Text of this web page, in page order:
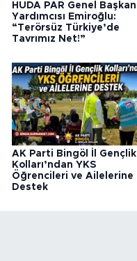
HÜDA PAR Genel Başkan
Yardımcısı Emiroğlu:
“Terörsüz Türkiye’de
Tavrımız Net!”
AK Parti Bingöl İl Gençlik
Kolları’ndan YKS
Öğrencileri ve Ailelerine
Destek